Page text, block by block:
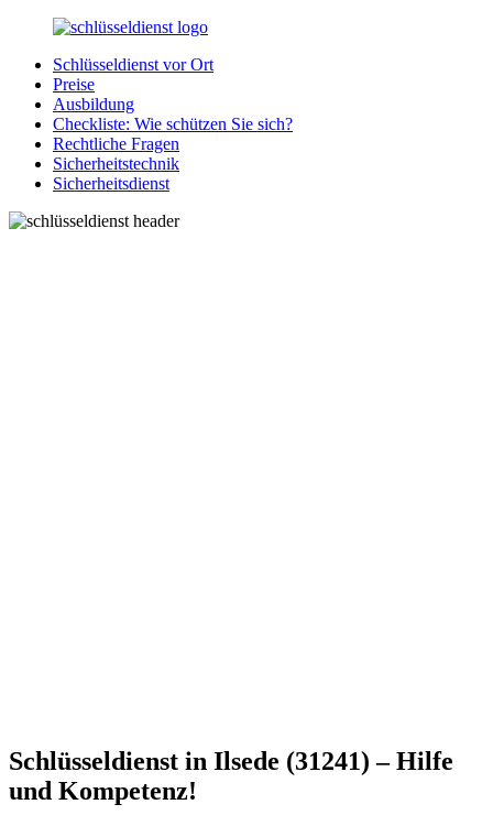
Zurück
Inhalt
SchluesseldienstDirekt.de
Ihre
Notlage
wird
gelöst!
Schlüsseldienst vor Ort
Preise
Ausbildung
Checkliste: Wie schützen Sie sich?
Rechtliche Fragen
Sicherheitstechnik
Sicherheitsdienst
Schlüsseldienst in Ilsede (31241) – Hilfe
und Kompetenz!